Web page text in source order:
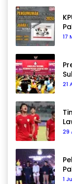
17
21
29
1